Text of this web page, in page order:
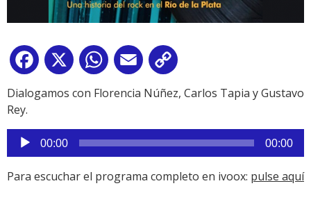
Facebook
X WhatsApp
Email
Link
Dialogamos con Florencia Núñez, Carlos Tapia y Gustavo
Rey.
Reproductor
de
audio
00:00 00:00
Para escuchar el programa completo en ivoox: pulse aquí